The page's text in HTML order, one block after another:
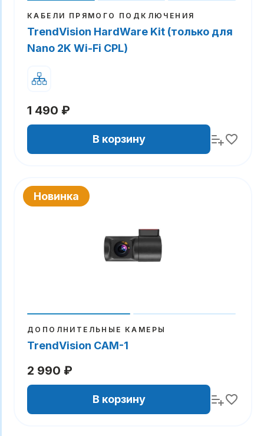
КАБЕЛИ ПРЯМОГО ПОДКЛЮЧЕНИЯ
TrendVision HardWare Kit (только для
Nano 2K Wi-Fi CPL)
1 490 ₽
В корзину
Новинка
ДОПОЛНИТЕЛЬНЫЕ КАМЕРЫ
TrendVision CAM-1
2 990 ₽
В корзину